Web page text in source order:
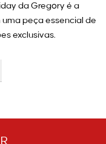
da Gregory é a
peça essencial de
exclusivas.
qualquer ocasião.